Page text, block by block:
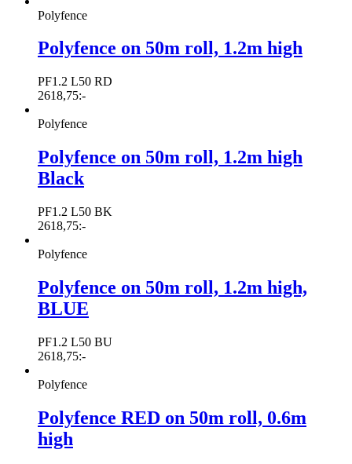
Polyfence
Polyfence on 50m roll, 1.2m high
PF1.2 L50 RD
2618,75:-
Polyfence
Polyfence on 50m roll, 1.2m high
Black
PF1.2 L50 BK
2618,75:-
Polyfence
Polyfence on 50m roll, 1.2m high,
BLUE
PF1.2 L50 BU
2618,75:-
Polyfence
Polyfence RED on 50m roll, 0.6m
high